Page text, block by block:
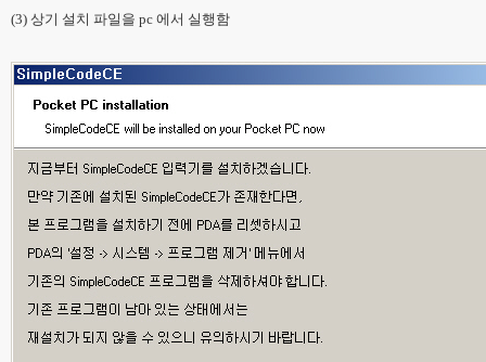
(3) 상기 설치 파일을 pc 에서 실행함